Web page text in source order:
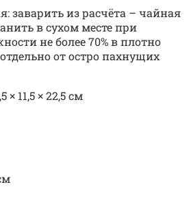
заварить из расчёта – чайная
в сухом месте при
не более 70% в плотно
от остро пахнущих
11,5 × 22,5 см